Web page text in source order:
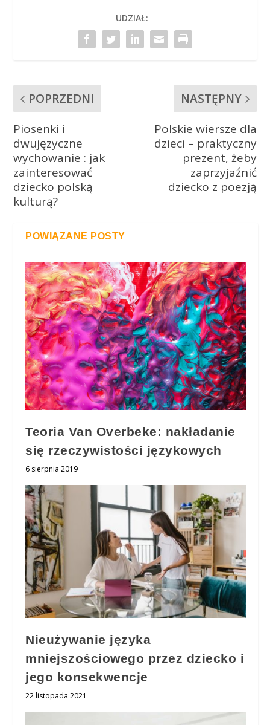
UDZIAŁ:
POPRZEDNI
Piosenki i
dwujęzyczne
wychowanie : jak
zainteresować
dziecko polską
kulturą?
NASTĘPNY
Polskie wiersze dla
dzieci – praktyczny
prezent, żeby
zaprzyjaźnić
dziecko z poezją
POWIĄZANE POSTY
Teoria Van Overbeke: nakładanie
się rzeczywistości językowych
6 sierpnia 2019
Nieużywanie języka
mniejszościowego przez dziecko i
jego konsekwencje
22 listopada 2021